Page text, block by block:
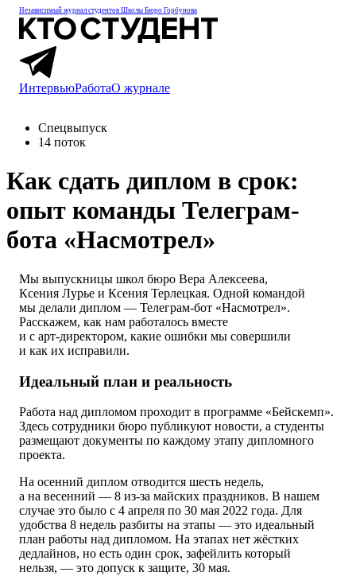
Независимый журнал студентов Школы Бюро Горбунова
ИнтервьюРаботаО журнале
Спецвыпуск
14 поток
Как сдать диплом в срок:
опыт команды Телеграм-
бота «Насмотрел»
Мы выпускницы школ бюро Вера Алексеева,
Ксения Лурье и Ксения Терлецкая. Одной командой
мы делали диплом — Телеграм-бот «Насмотрел».
Расскажем, как нам работалось вместе
и с арт-директором, какие ошибки мы совершили
и как их исправили.
Идеальный план и реальность
Работа над дипломом проходит в программе «Бейскемп».
Здесь сотрудники бюро публикуют новости, а студенты
размещают документы по каждому этапу дипломного
проекта.
На осенний диплом отводится шесть недель,
а на весенний — 8 из-за майских праздников. В нашем
случае это было с 4 апреля по 30 мая 2022 года. Для
удобства 8 недель разбиты на этапы — это идеальный
план работы над дипломом. На этапах нет жёстких
дедлайнов, но есть один срок, зафейлить который
нельзя, — это допуск к защите, 30 мая.